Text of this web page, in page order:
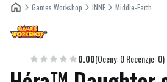
Games Workshop INNE Middle-Earth
Etykiety 0.00(Oceny: 0 Recenzje: 0)